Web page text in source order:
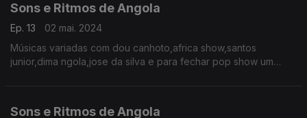
Sons e Ritmos de Angola
Ep. 13
02 mai. 2024
Músicas variadas com dou canhoto,africa show,santos
junior,dima ngola,jose da silva e para fechar pop show um
Sons e Ritmos de Angola